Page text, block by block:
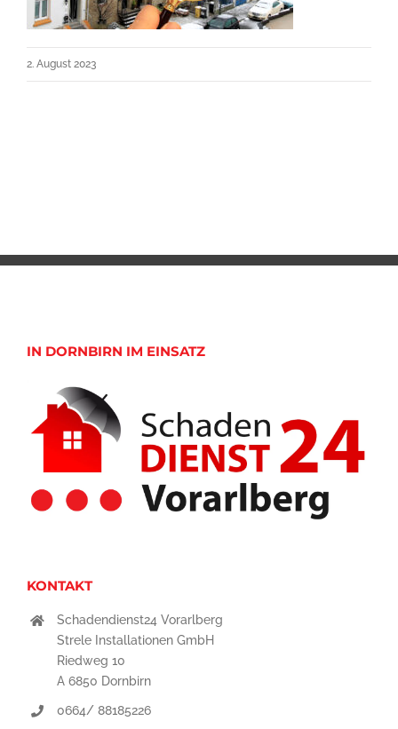
2. August 2023
IN DORNBIRN IM EINSATZ
KONTAKT
Schadendienst24 Vorarlberg
Strele Installationen GmbH
Riedweg 10
A 6850 Dornbirn
0664/ 88185226